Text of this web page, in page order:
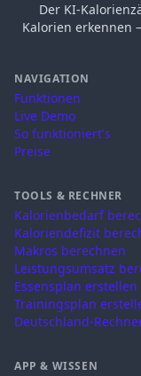
Der KI-
Kalorien erkennen
NAVIGATION
Funktionen
Live Demo
So funktioniert's
Preise
TOOLS & RECHNER
Kalorienbedarf
Kaloriendefizit
Makros berechnen
Leistungsumsatz
Essensplan erstellen
Trainingsplan
Deutschland-
APP & WISSEN